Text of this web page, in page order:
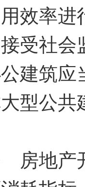
效率
受社会
筑应
公共
地产开